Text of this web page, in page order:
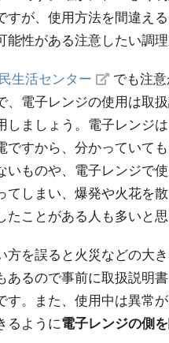
すが、使用方法を間違え
能性がある注意したい調理
生活センター
でも注
、電子レンジの使用は取
しましょう。電子レンジ
ですから、分かっていて
いものや、電子レンジで
てしまい、爆発や火花を
たことがある人も多いと思
方を誤ると火災などの大
あるので事前に取扱説明
す。また、使用中は異常
るように電子レンジの側